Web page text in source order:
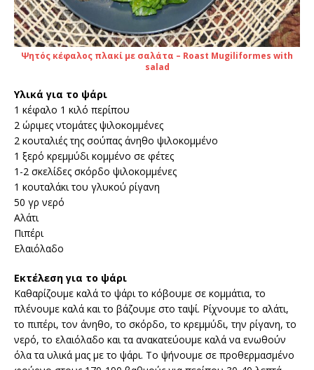
Ψητός κέφαλος πλακί με σαλάτα – Roast Mugiliformes with
salad
Υλικά για το ψάρι
1 κέφαλο 1 κιλό περίπου
2 ώριμες ντομάτες ψιλοκομμένες
2 κουταλιές της σούπας άνηθο ψιλοκομμένο
1 ξερό κρεμμύδι κομμένο σε φέτες
1-2 σκελίδες σκόρδο ψιλοκομμένες
1 κουταλάκι του γλυκού ρίγανη
50 γρ νερό
Αλάτι
Πιπέρι
Ελαιόλαδο
Εκτέλεση για το ψάρι
Καθαρίζουμε καλά το ψάρι το κόβουμε σε κομμάτια, το
πλένουμε καλά και το βάζουμε στο ταψί. Ρίχνουμε το αλάτι,
το πιπέρι, τον άνηθο, το σκόρδο, το κρεμμύδι, την ρίγανη, το
νερό, το ελαιόλαδο και τα ανακατεύουμε καλά να ενωθούν
όλα τα υλικά μας με το ψάρι. Το ψήνουμε σε προθερμασμένο